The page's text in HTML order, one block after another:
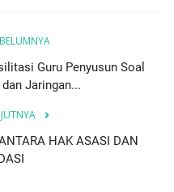
Guru Penyusun Soal
Jaringan...
HAK ASASI DAN